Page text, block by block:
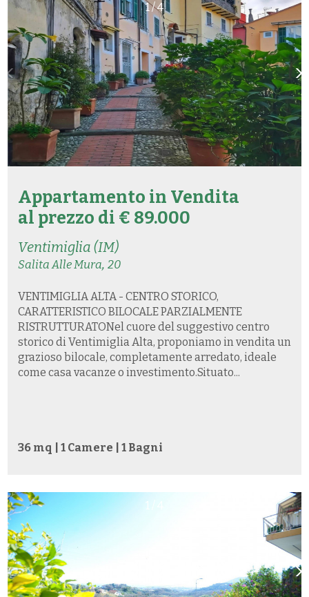
1/4
Appartamento in Vendita
al prezzo di € 89.000
Ventimiglia (IM)
Salita Alle Mura,20
VENTIMIGLIA ALTA - CENTRO STORICO,
CARATTERISTICO BILOCALE PARZIALMENTE
RISTRUTTURATONel cuore del suggestivo centro
storico di Ventimiglia Alta, proponiamo in vendita un
grazioso bilocale, completamente arredato, ideale
come casa vacanze o investimento.Situato...
36 mq | 1 Camere | 1 Bagni
1